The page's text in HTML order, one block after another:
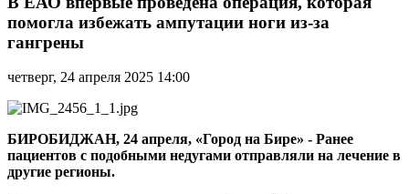
впервые
проведена
операция,
помогла
ампутации
из-
за
гангрены
помогла избежать ампутации ноги из-за
гангрены
четверг, 24 апреля 2025 14:00
БИРОБИДЖАН, 24 апреля, «Город на Бире» - Ранее
пациентов с подобными недугами отправляли на лечение в
другие регионы.